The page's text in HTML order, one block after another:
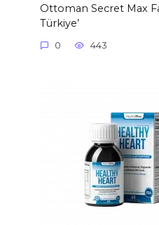
Ottoman Secret Max
Türkiye’
0 443